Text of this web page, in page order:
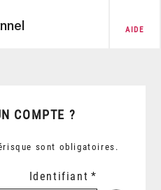
AIDE
COMPTE ?
sont obligatoires.
Identifiant